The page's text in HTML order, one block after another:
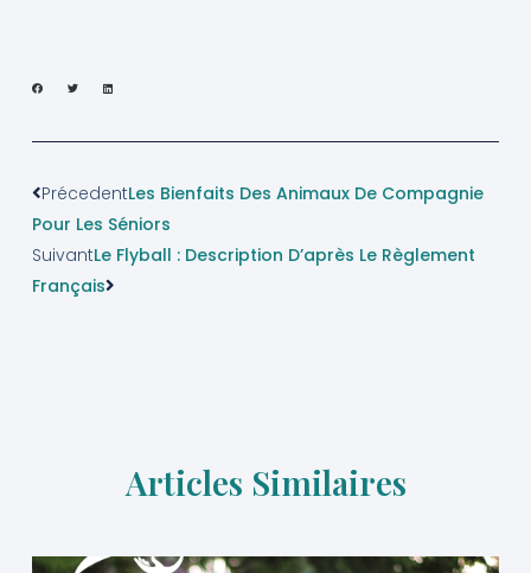
PrécedentLes Bienfaits Des Animaux De Compagnie
Pour Les Séniors
SuivantLe Flyball : Description D’après Le Règlement
Français
Articles Similaires